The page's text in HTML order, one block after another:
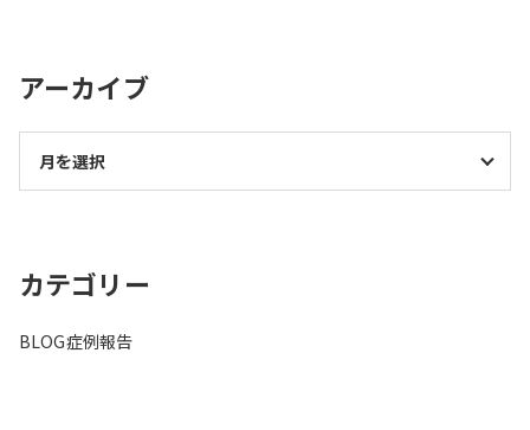
アーカイブ
カテゴリー
BLOG症例報告